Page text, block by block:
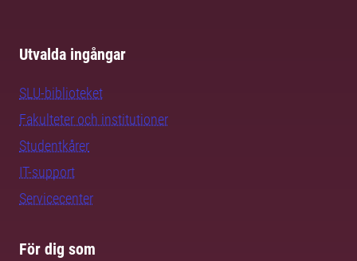
Utvalda ingångar
SLU-biblioteket
Fakulteter och institutioner
Studentkårer
IT-support
Servicecenter
För dig som